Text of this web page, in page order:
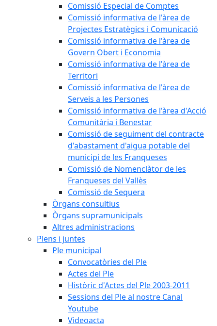
Comissió Especial de Comptes
Comissió informativa de l'àrea de
Projectes Estratègics i Comunicació
Comissió informativa de l'àrea de
Govern Obert i Economia
Comissió informativa de l'àrea de
Territori
Comissió informativa de l'àrea de
Serveis a les Persones
Comissió informativa de l'àrea d'Acció
Comunitària i Benestar
Comissió de seguiment del contracte
d'abastament d'aigua potable del
municipi de les Franqueses
Comissió de Nomenclàtor de les
Franqueses del Vallès
Comissió de Sequera
Òrgans consultius
Òrgans supramunicipals
Altres administracions
Plens i juntes
Ple municipal
Convocatòries del Ple
Actes del Ple
Històric d'Actes del Ple 2003-2011
Sessions del Ple al nostre Canal
Youtube
Videoacta